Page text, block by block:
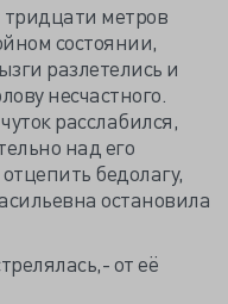
тридцати метров
состоянии,
разлетелись и
несчастного.
расслабился,
над его
бедолагу,
остановила
от её